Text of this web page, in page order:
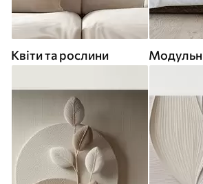
Квіти та рослини